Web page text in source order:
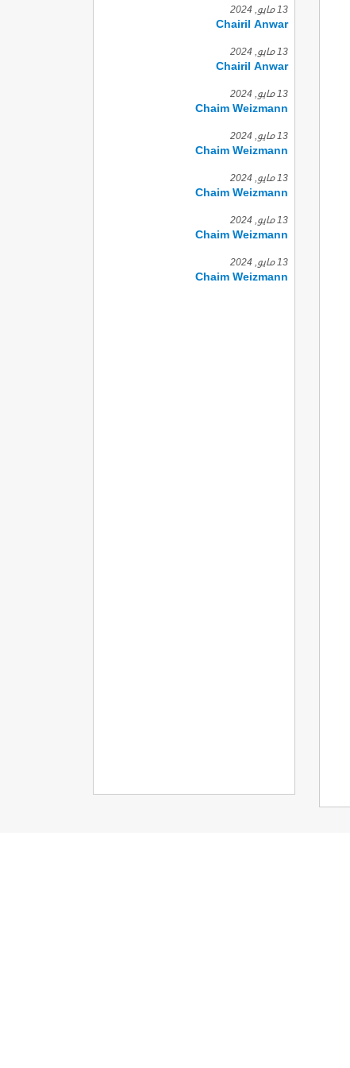
13 مايو, 2024
Chairil Anwar
13 مايو, 2024
Chairil Anwar
13 مايو, 2024
Chaim Weizmann
13 مايو, 2024
Chaim Weizmann
13 مايو, 2024
Chaim Weizmann
13 مايو, 2024
Chaim Weizmann
13 مايو, 2024
Chaim Weizmann